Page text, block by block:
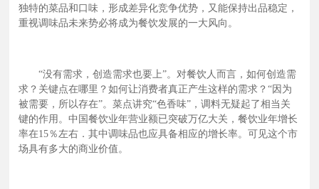
味品也应具备相应的增长率。可见这个市场具有多大的商业
价值。 很多北方的消费者，在饮食餐饮方面，都能接触到
为，香油这个单品，被大量用在炒制火锅底料上了。假如在
北方的一个城市，一个瓶装香油一年要卖1500吨，那么在南
方的一个城市，销量竟然能达到10000吨！ 很多中国的消费
者，开始购买国外调味品的量在逐年上升，因为他们不信任
的是国内的法律标准，国内缺少高端的产品，就是这个原
独特的菜品和口味，形成差异化竞争优势，又能保持出品稳定，
重视调味品未来势必将成为餐饮发展的一大风向。
“没有需求，创造需求也要上”。对餐饮人而言，如何创造需
求？关键点在哪里？如何让消费者真正产生这样的需求？“因为
被需要，所以存在”。菜点讲究“色香味”，调料无疑起了相当关
键的作用。中国餐饮业年营业额已突破万亿大关，餐饮业年增长
率在15％左右．其中调味品也应具备相应的增长率。可见这个市
场具有多大的商业价值。